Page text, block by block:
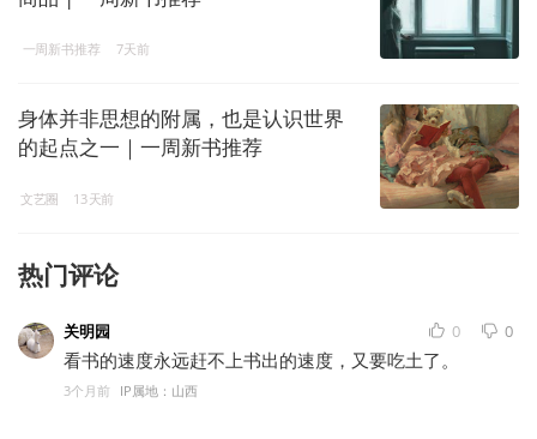
一周新书推荐 7天前
身体并非思想的附属，也是认识世界
的起点之一｜一周新书推荐
文艺圈 13天前
热门评论
关明园 0 0
看书的速度永远赶不上书出的速度，又要吃土了。
3个月前 IP属地：山西